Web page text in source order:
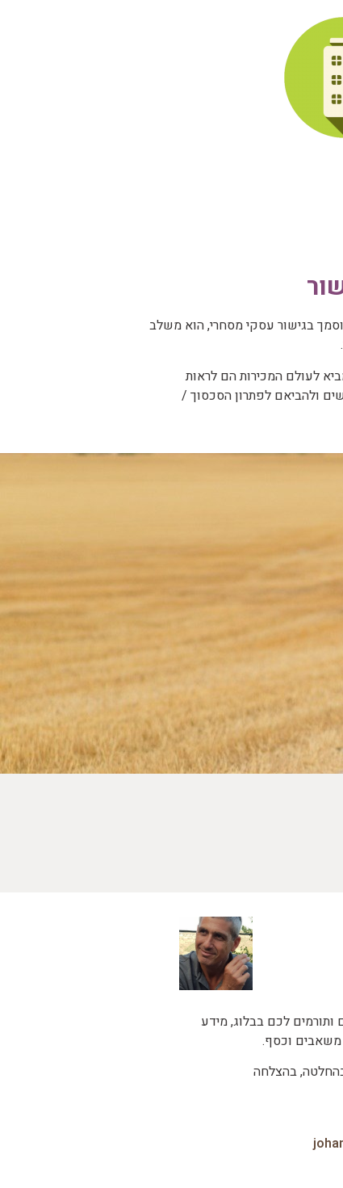
בגישור עסקי מסחרי, הוא משלב
לעולם המכירות הם לראות
ולהביאם לפתרון הסכסוך /
לכם בבלוג, מידע
משאבים וכסף.
בהצלחה